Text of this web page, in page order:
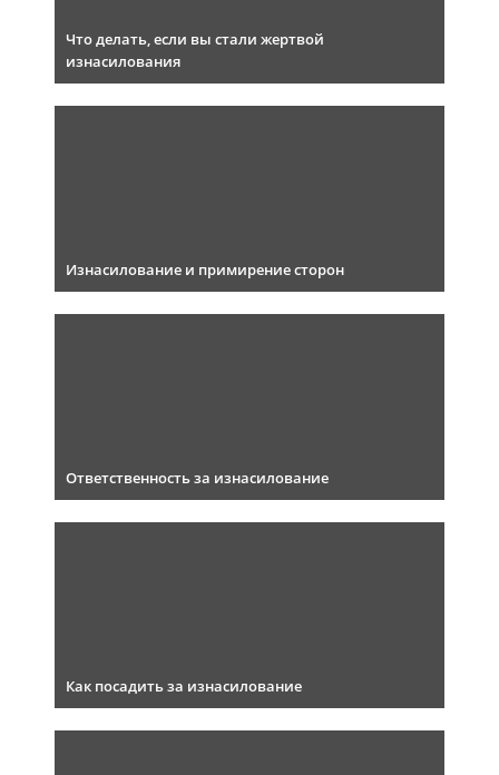
Что делать, если вы стали жертвой
изнасилования
Изнасилование и примирение сторон
Ответственность за изнасилование
Как посадить за изнасилование